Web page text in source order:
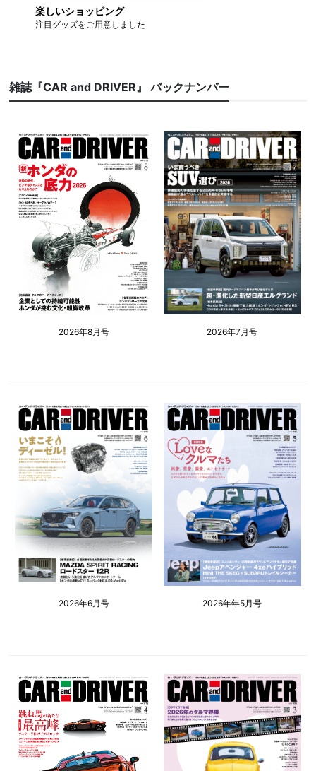
楽しいショッピング
注目グッズをご用意しました
雑誌『CAR and DRIVER』 バックナンバー
2026年8月号 2026年7月号
2026年6月号 2026年年5月号